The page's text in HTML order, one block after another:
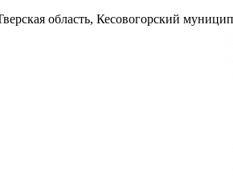
область, Кесовогорский